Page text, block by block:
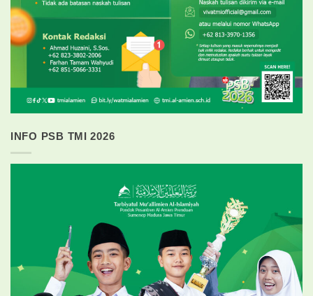
INFO PSB TMI 2026